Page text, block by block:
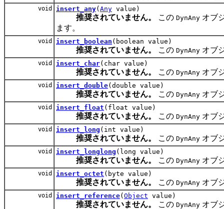
void insert_any( Any value)
推奨されていません。 この DynAny オブ
ます。
void insert_boolean (boolean value)
推奨されていません。 この DynAny オブ
void insert_char(char value)
推奨されていません。 この DynAny オブ
void insert_double(double value)
推奨されていません。 この DynAny オブ
void insert_float (float value)
推奨されていません。 この DynAny オブ
void insert_long (int value)
推奨されていません。 この DynAny オブ
void insert_longlong (long value)
推奨されていません。 この DynAny オブ
void insert_octet (byte value)
推奨されていません。 この DynAny オブ
void insert_reference( Object value)
推奨されていません。 この DynAny オブ